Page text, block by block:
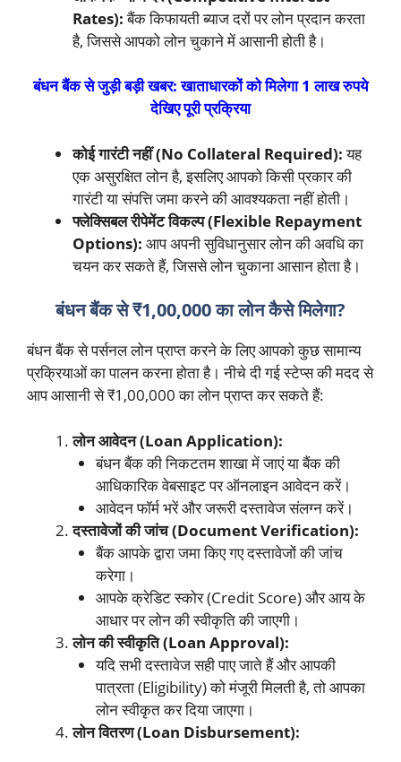
Rates):बैंक किफायती ब्याज दरों पर लोन प्रदान करता
है, जिससे आपको लोन चुकाने में आसानी होती है।
बंधन बैंक से जुड़ी बड़ी खबर: खाताधारकों को मिलेगा 1 लाख रुपये
देखिए पूरी प्रक्रिया
कोई गारंटी नहीं (No Collateral Required):यह
एक असुरक्षित लोन है, इसलिए आपको किसी प्रकार की
गारंटी या संपत्ति जमा करने की आवश्यकता नहीं होती।
फ्लेक्सिबल रीपेमेंट विकल्प (Flexible Repayment
Options): आप अपनी सुविधानुसार लोन की अवधि का
चयन कर सकते हैं, जिससे लोन चुकाना आसान होता है।
बंधन बैंक से ₹1,00,000 का लोन कैसे मिलेगा?
बंधन बैंक से पर्सनल लोन प्राप्त करने के लिए आपको कुछ सामान्य
प्रक्रियाओं का पालन करना होता है। नीचे दी गई स्टेप्स की मदद से
आप आसानी से ₹1,00,000 का लोन प्राप्त कर सकते हैं:
लोन आवेदन (Loan Application):
बंधन बैंक की निकटतम शाखा में जाएं या बैंक की
आधिकारिक वेबसाइट पर ऑनलाइन आवेदन करें।
आवेदन फॉर्म भरें और जरूरी दस्तावेज संलग्न करें।
दस्तावेजों की जांच (Document Verification):
बैंक आपके द्वारा जमा किए गए दस्तावेजों की जांच
करेगा।
आपके क्रेडिट स्कोर (Credit Score) और आय के
आधार पर लोन की स्वीकृति की जाएगी।
लोन की स्वीकृति (Loan Approval):
यदि सभी दस्तावेज सही पाए जाते हैं और आपकी
पात्रता (Eligibility) को मंजूरी मिलती है, तो आपका
लोन स्वीकृत कर दिया जाएगा।
लोन वितरण (Loan Disbursement):